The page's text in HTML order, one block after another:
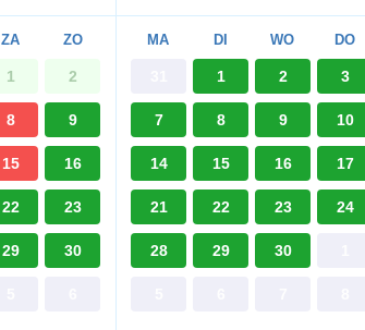
ZA ZO
1 2
8 9
15 16
22 23
29 30
MA DI WO DO
1 2 3
7 8 9 10
14 15 16 17
21 22 23 24
28 29 30